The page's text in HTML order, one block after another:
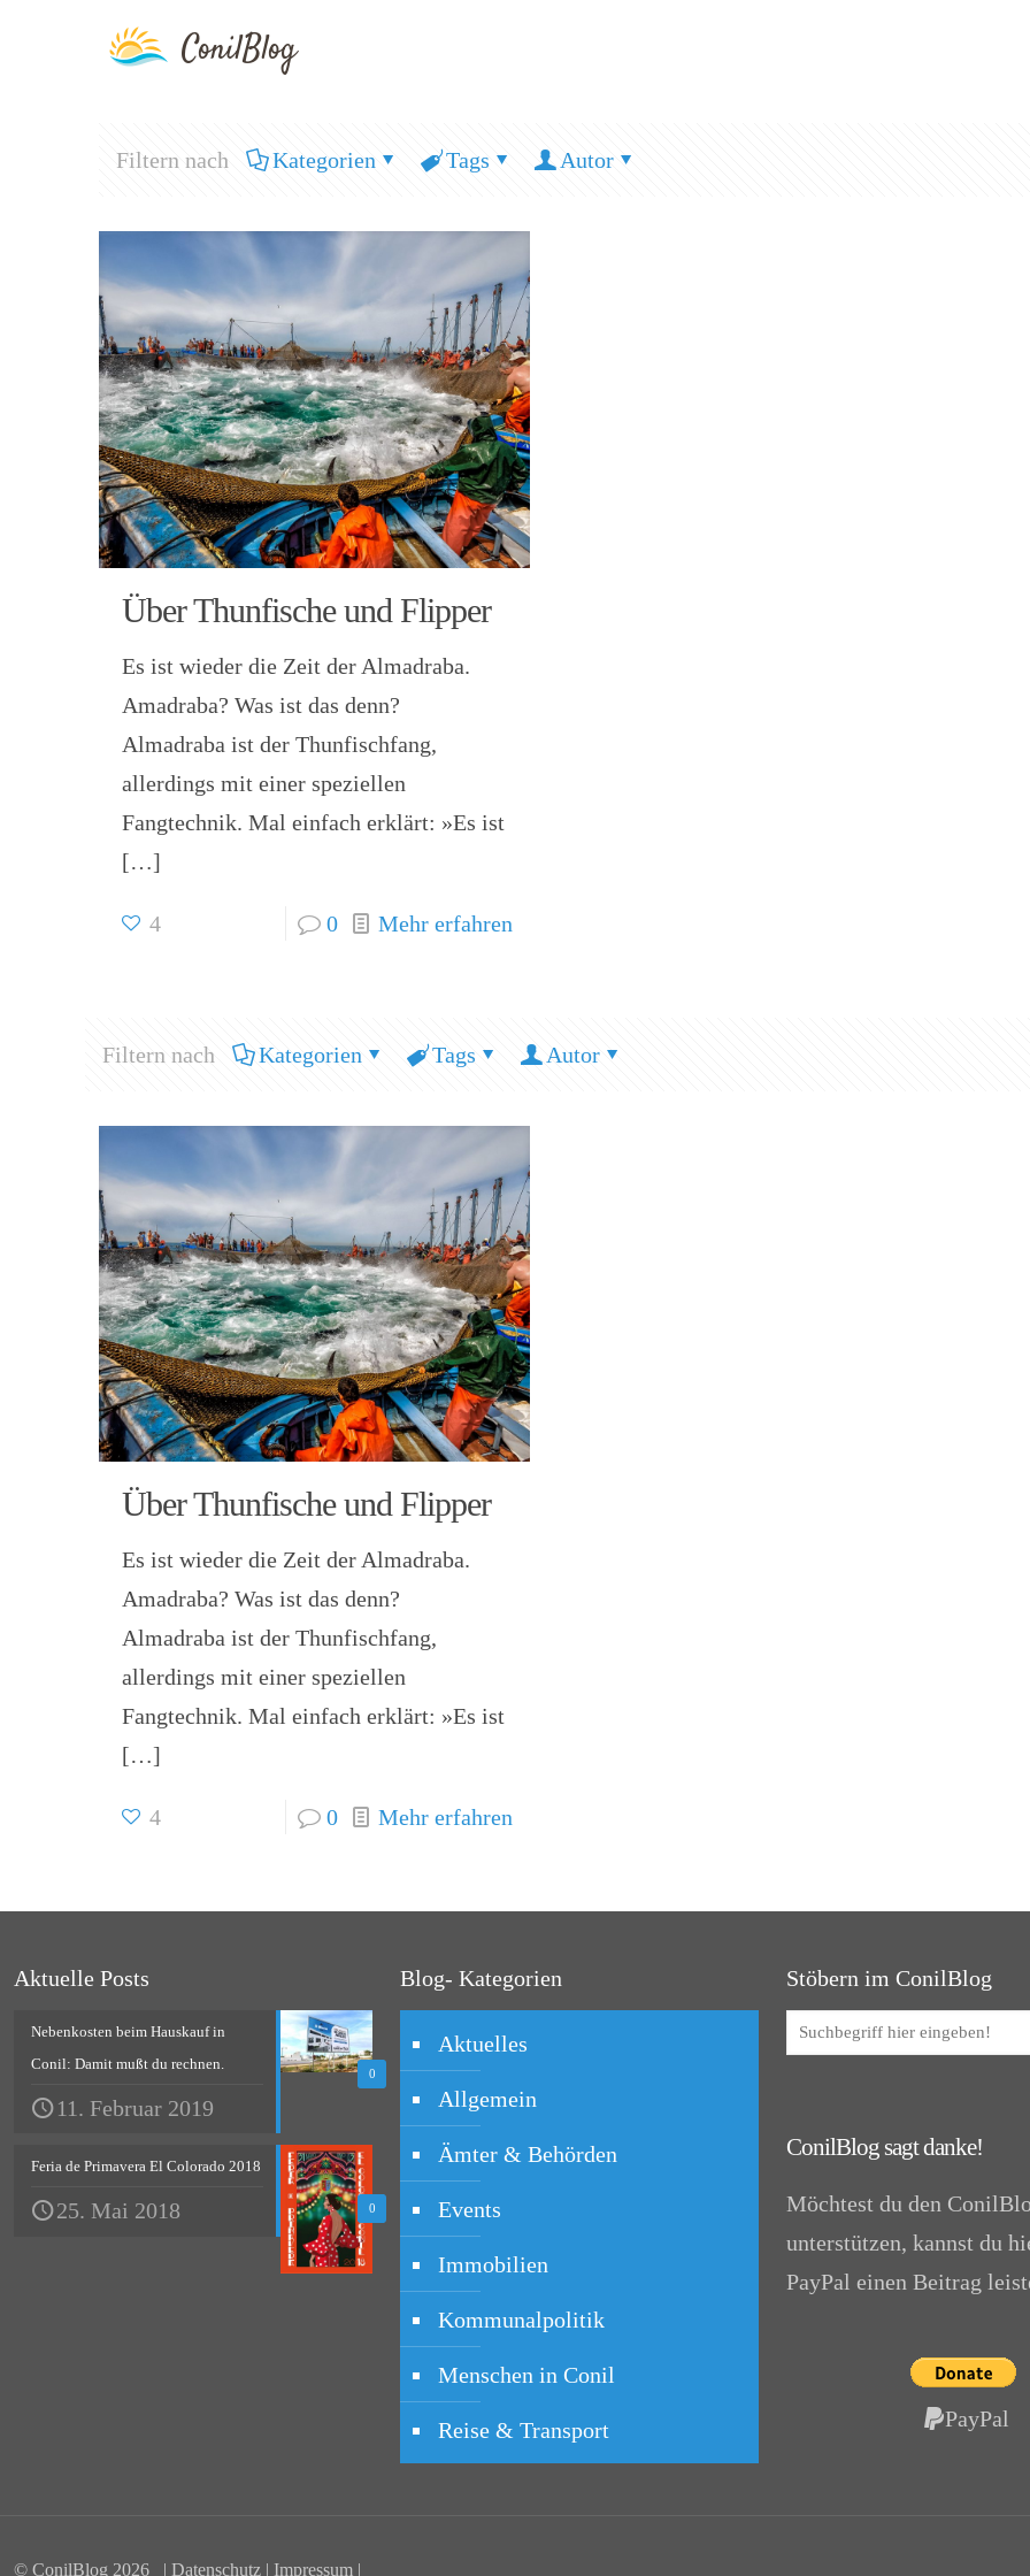
Filtern nach Kategorien Tags Autor
Über Thunfische und Flipper
Es ist wieder die Zeit der Almadraba.
Amadraba? Was ist das denn?
Almadraba ist der Thunfischfang,
allerdings mit einer speziellen
Fangtechnik. Mal einfach erklärt: »Es ist
[…]
4 0 Mehr erfahren
Filtern nach Kategorien Tags Autor
Über Thunfische und Flipper
Es ist wieder die Zeit der Almadraba.
Amadraba? Was ist das denn?
Almadraba ist der Thunfischfang,
allerdings mit einer speziellen
Fangtechnik. Mal einfach erklärt: »Es ist
[…]
4 0 Mehr erfahren
Aktuelle Posts
0
Nebenkosten beim Hauskauf in
Conil: Damit mußt du rechnen.
11. Februar 2019
0
Feria de Primavera El Colorado 2018
25. Mai 2018
Blog- Kategorien
Aktuelles
Allgemein
Ämter & Behörden
Events
Immobilien
Kommunalpolitik
Menschen in Conil
Reise & Transport
Stöbern im ConilBlog
ConilBlog sagt danke!
Möchtest du den
unterstützen, kannst du
PayPal einen Beitrag
PayPal
© ConilBlog 2026 | Datenschutz | Impressum |